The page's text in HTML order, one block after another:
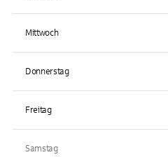
Mittwoch
Donnerstag
Freitag
Samstag